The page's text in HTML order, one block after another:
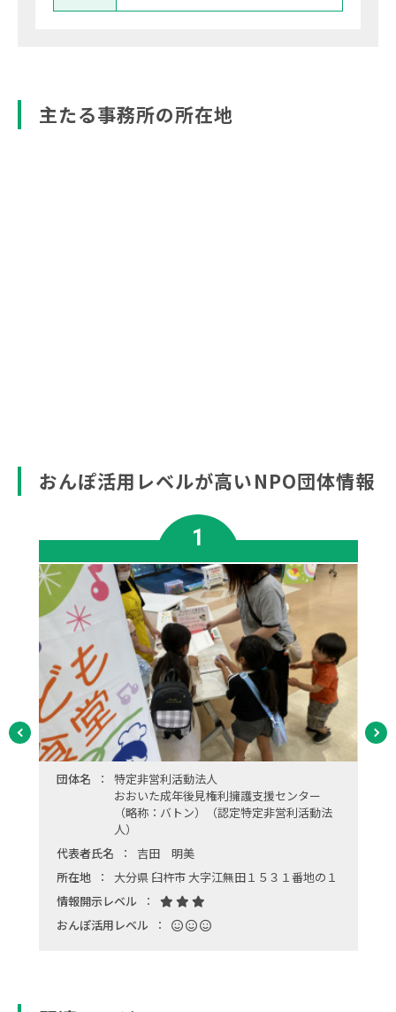
主たる事務所の所在地
おんぽ活用レベルが高いNPO団体情報
1
団体名
特定非営利活動法人
おおいた成年後見権利擁護支援センター
（略称：バトン）（認定特定非営利活動法
人）
代表者氏名
吉田 明美
所在地
大分県 臼杵市 大字江無田１５３１番地の１
情報開示レベル
おんぽ活用レベル